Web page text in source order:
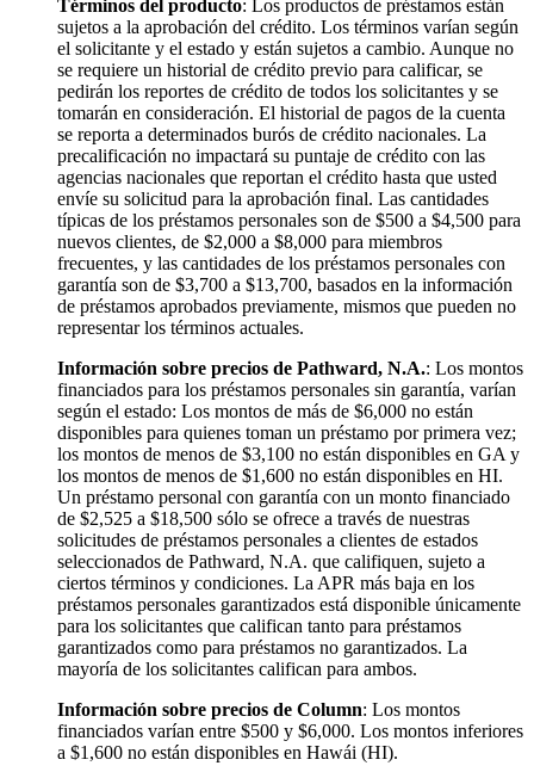
Términos del producto: Los productos de préstamos están
sujetos a la aprobación del crédito. Los términos varían según
el solicitante y el estado y están sujetos a cambio. Aunque no
se requiere un historial de crédito previo para calificar, se
pedirán los reportes de crédito de todos los solicitantes y se
tomarán en consideración. El historial de pagos de la cuenta
se reporta a determinados burós de crédito nacionales. La
precalificación no impactará su puntaje de crédito con las
agencias nacionales que reportan el crédito hasta que usted
envíe su solicitud para la aprobación final. Las cantidades
típicas de los préstamos personales son de $500 a $4,500 para
nuevos clientes, de $2,000 a $8,000 para miembros
frecuentes, y las cantidades de los préstamos personales con
garantía son de $3,700 a $13,700, basados en la información
de préstamos aprobados previamente, mismos que pueden no
representar los términos actuales.
Información sobre precios de Pathward, N.A.: Los montos
financiados para los préstamos personales sin garantía, varían
según el estado: Los montos de más de $6,000 no están
disponibles para quienes toman un préstamo por primera vez;
los montos de menos de $3,100 no están disponibles en GA y
los montos de menos de $1,600 no están disponibles en HI.
Un préstamo personal con garantía con un monto financiado
de $2,525 a $18,500 sólo se ofrece a través de nuestras
solicitudes de préstamos personales a clientes de estados
seleccionados de Pathward, N.A. que califiquen, sujeto a
ciertos términos y condiciones. La APR más baja en los
préstamos personales garantizados está disponible únicamente
para los solicitantes que califican tanto para préstamos
garantizados como para préstamos no garantizados. La
mayoría de los solicitantes califican para ambos.
Información sobre precios de Column: Los montos
financiados varían entre $500 y $6,000. Los montos inferiores
a $1,600 no están disponibles en Hawái (HI).